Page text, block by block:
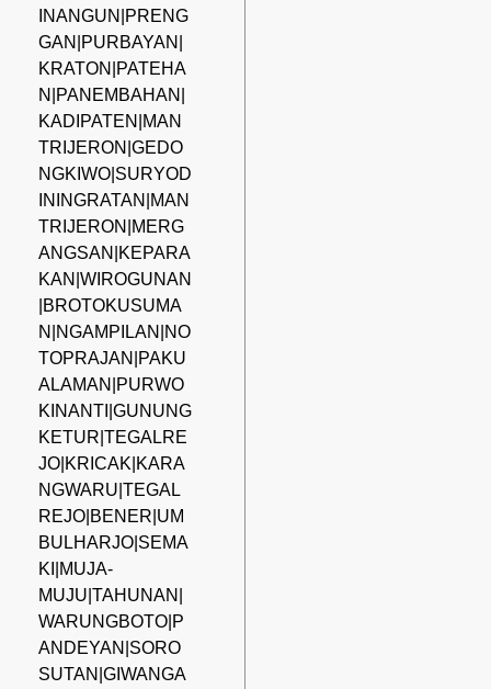
INANGUN|PRENG
GAN|PURBAYAN|
KRATON|PATEHA
N|PANEMBAHAN|
KADIPATEN|MAN
TRIJERON|GEDO
NGKIWO|SURYOD
ININGRATAN|MAN
TRIJERON|MERG
ANGSAN|KEPARA
KAN|WIROGUNAN
|BROTOKUSUMA
N|NGAMPILAN|NO
TOPRAJAN|PAKU
ALAMAN|PURWO
KINANTI|GUNUNG
KETUR|TEGALRE
JO|KRICAK|KARA
NGWARU|TEGAL
REJO|BENER|UM
BULHARJO|SEMA
KI|MUJA-
MUJU|TAHUNAN|
WARUNGBOTO|P
ANDEYAN|SORO
SUTAN|GIWANGA